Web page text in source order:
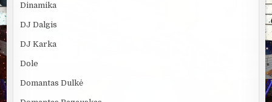
Dinamika
DJ Dalgis
DJ Karka
Dole
Domantas Dulkė